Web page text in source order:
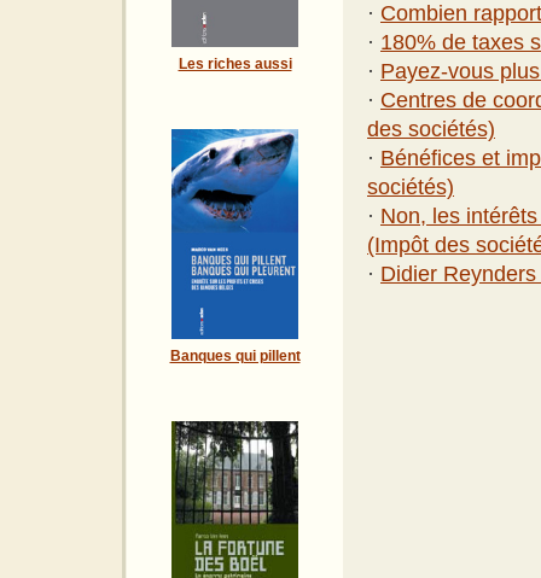
Les riches aussi
Banques qui pillent
· Combien
· 180% de taxes
· Payez-vous
· Centres de
des sociétés)
· Bénéfices et
sociétés)
· Non, les
(Impôt des
· Didier